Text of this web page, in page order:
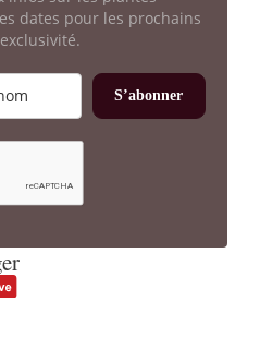
dates pour les prochains
S’abonner